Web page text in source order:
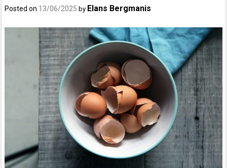
Posted on 13/06/2025 by Elans Bergmanis